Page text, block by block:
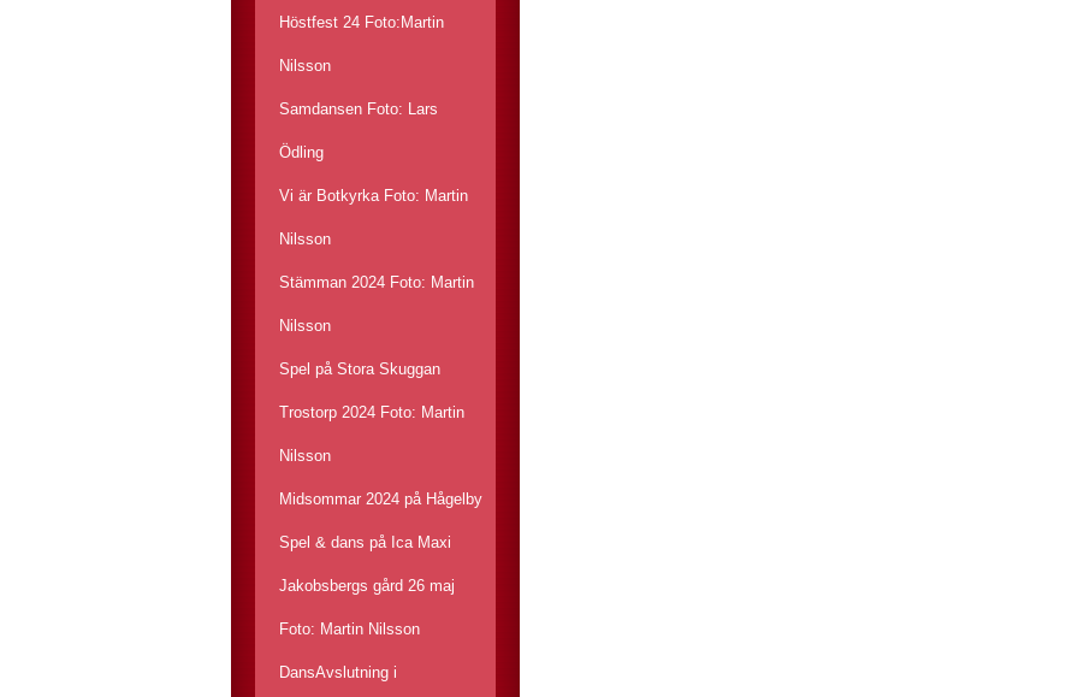
Höstfest 24 Foto:Martin
Nilsson
Samdansen Foto: Lars
Ödling
Vi är Botkyrka Foto: Martin
Nilsson
Stämman 2024 Foto: Martin
Nilsson
Spel på Stora Skuggan
Trostorp 2024 Foto: Martin
Nilsson
Midsommar 2024 på Hågelby
Spel & dans på Ica Maxi
Jakobsbergs gård 26 maj
Foto: Martin Nilsson
DansAvslutning i